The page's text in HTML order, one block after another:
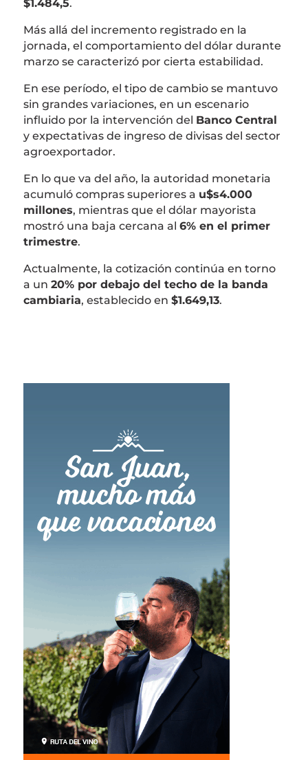
$1.484,5.
Más allá del incremento registrado en la
jornada, el comportamiento del dólar durante
marzo se caracterizó por cierta estabilidad.
En ese período, el tipo de cambio se mantuvo
sin grandes variaciones, en un escenario
influido por la intervención del Banco Central
y expectativas de ingreso de divisas del sector
agroexportador.
En lo que va del año, la autoridad monetaria
acumuló compras superiores a u$s4.000
millones, mientras que el dólar mayorista
mostró una baja cercana al 6% en el primer
trimestre.
Actualmente, la cotización continúa en torno
a un 20% por debajo del techo de la banda
cambiaria, establecido en $1.649,13.